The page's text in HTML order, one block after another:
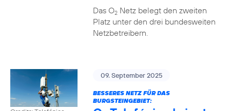
Das O2Netz belegt den zweiten
Platz unter den drei bundesweiten
Netzbetreibern.
09. September 2025
BESSERES NETZ FÜR DAS
BURGSTEINGEBIET: